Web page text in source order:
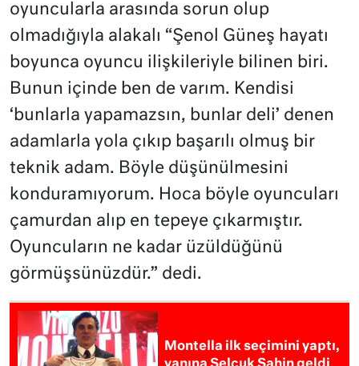
oyuncularla arasında sorun olup
olmadığıyla alakalı “Şenol Güneş hayatı
boyunca oyuncu ilişkileriyle bilinen biri.
Bunun içinde ben de varım. Kendisi
‘bunlarla yapamazsın, bunlar deli’ denen
adamlarla yola çıkıp başarılı olmuş bir
teknik adam. Böyle düşünülmesini
konduramıyorum. Hoca böyle oyuncuları
çamurdan alıp en tepeye çıkarmıştır.
Oyuncuların ne kadar üzüldüğünü
görmüşsünüzdür.” dedi.
Montella ilk seçimini yaptı,